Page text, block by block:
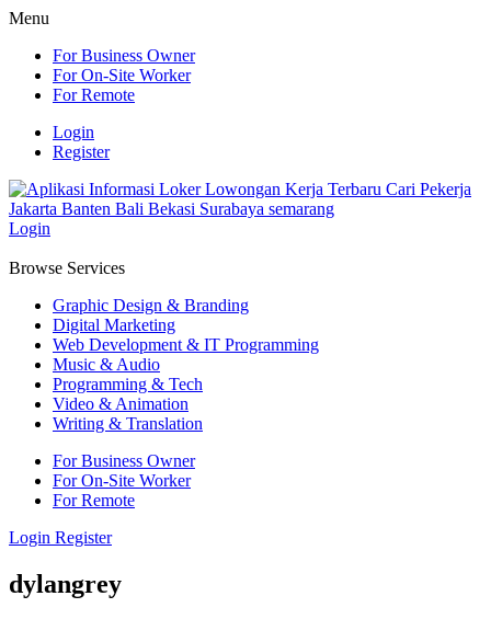
Menu
For Business Owner
For On-Site Worker
For Remote
Login
Register
Login
Browse Services
Graphic Design & Branding
Digital Marketing
Web Development & IT Programming
Music & Audio
Programming & Tech
Video & Animation
Writing & Translation
For Business Owner
For On-Site Worker
For Remote
Login Register
dylangrey